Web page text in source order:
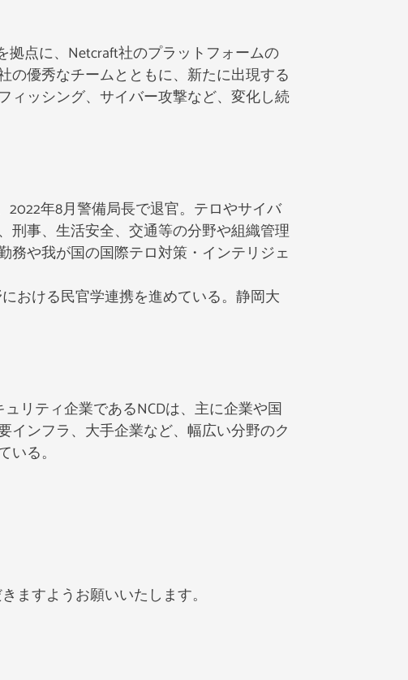
点に、Netcraft社のプラットフォームの
の優秀なチームとともに、新たに出現する
ィッシング、サイバー攻撃など、変化し続
年8月警備局長で退官。テロやサイバ
刑事、生活安全、交通等の分野や組織管理
務や我が国の国際テロ対策・インテリジェ
おける民官学連携を進めている。静岡大
リティ企業であるNCDは、主に企業や国
ンフラ、大手企業など、幅広い分野のク
る。
ますようお願いいたします。